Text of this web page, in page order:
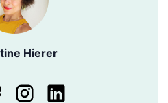
si teraz
Hierer